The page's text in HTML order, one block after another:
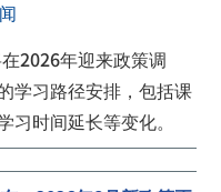
2026年迎来政策调
学习路径安排，包括课
时间延长等变化。